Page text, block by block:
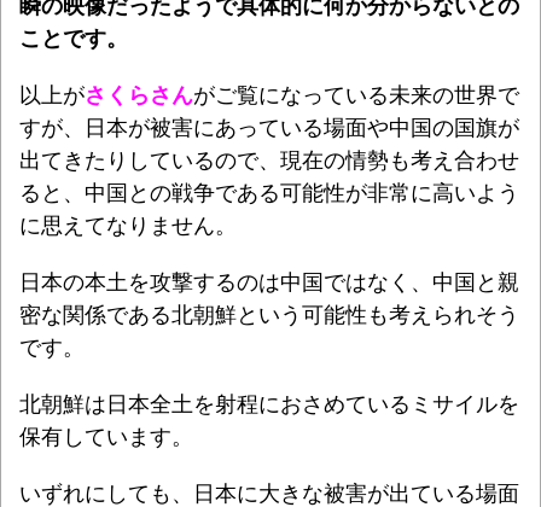
瞬の映像だったようで具体的に何か分からないとの
ことです。
以上がさくらさんがご覧になっている未来の世界で
すが、日本が被害にあっている場面や中国の国旗が
出てきたりしているので、現在の情勢も考え合わせ
ると、中国との戦争である可能性が非常に高いよう
に思えてなりません。
日本の本土を攻撃するのは中国ではなく、中国と親
密な関係である北朝鮮という可能性も考えられそう
です。
北朝鮮は日本全土を射程におさめているミサイルを
保有しています。
いずれにしても、日本に大きな被害が出ている場面